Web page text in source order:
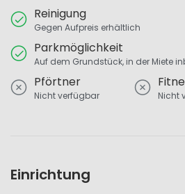
Reinigung
Gegen Aufpreis erhältlich
Parkmöglichkeit
Auf dem Grundstück, in der Miete
Pförtner
Nicht verfügbar Nicht
Einrichtung